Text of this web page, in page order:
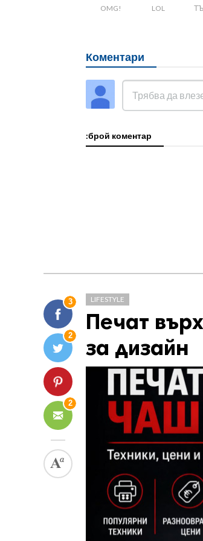
OMG! LOL
Коментари
:брой коментар
3
2
2
LIFESTYLE
Печат
за дизайн